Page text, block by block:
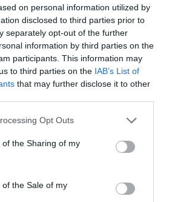
on personal information utilized by
disclosed to third parties prior to
separately opt-out of the further
information by third parties on the
participants. This information may
to third parties on the IAB’s List of
that may further disclose it to other
app uses one or more Google
or usage behaviour. You may click to
to Google and its third-party tags to
specified purposes in below Google
Opt Outs
the Sharing of my
the Sale of my
με μαγιό–Οι
τη
Η «καυτή»
μπικίνι που
στη Μύκονο [pics]
την «κουκλάρα»
τρυφερή
έξοδος